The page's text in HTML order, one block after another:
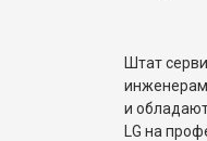
Штат
и
LG на